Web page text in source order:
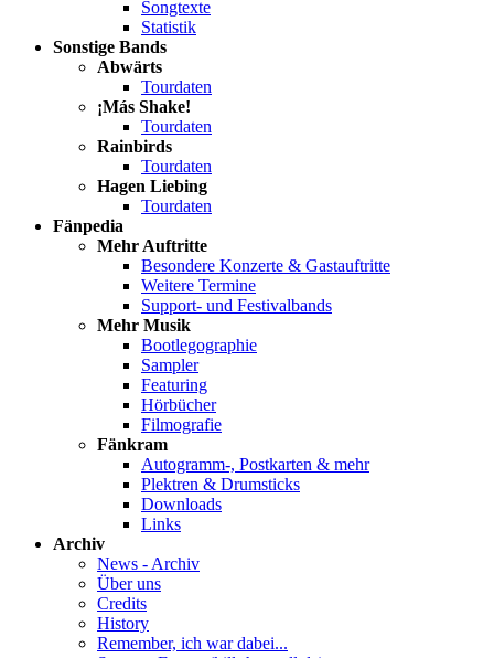
Songtexte
Statistik
Sonstige Bands
Abwärts
Tourdaten
¡Más Shake!
Tourdaten
Rainbirds
Tourdaten
Hagen Liebing
Tourdaten
Fänpedia
Mehr Auftritte
Besondere Konzerte & Gastauftritte
Weitere Termine
Support- und Festivalbands
Mehr Musik
Bootlegographie
Sampler
Featuring
Hörbücher
Filmografie
Fänkram
Autogramm-, Postkarten & mehr
Plektren & Drumsticks
Downloads
Links
Archiv
News - Archiv
Über uns
Credits
History
Remember, ich war dabei...